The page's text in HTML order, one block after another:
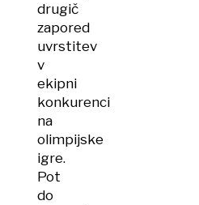
drugič
zapored
uvrstitev
v
ekipni
konkurenci
na
olimpijske
igre.
Pot
do